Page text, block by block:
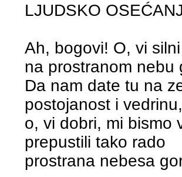
LJUDSKO
Ah, bogovi! O, vi silni
na prostranom nebu
Da nam date tu na
postojanost i vedrinu,
o, vi dobri, mi bismo
prepustili tako rado
prostrana nebesa